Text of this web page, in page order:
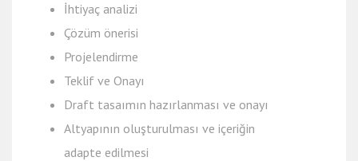
İhtiyaç analizi
Çözüm önerisi
Projelendirme
Teklif ve Onayı
Draft tasaımın hazırlanması ve onayı
Altyapının oluşturulması ve içeriğin
adapte edilmesi